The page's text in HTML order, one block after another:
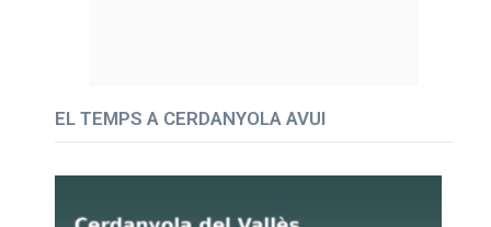
EL TEMPS A CERDANYOLA AVUI